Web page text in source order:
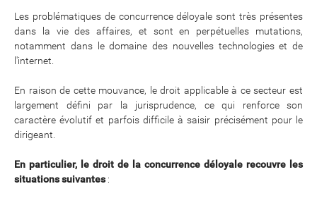
Les problématiques de concurrence déloyale sont très présentes
dans la vie des affaires, et sont en perpétuelles mutations,
notamment dans le domaine des nouvelles technologies et de
l'internet.
En raison de cette mouvance, le droit applicable à ce secteur est
largement défini par la jurisprudence, ce qui renforce son
caractère évolutif et parfois difficile à saisir précisément pour le
dirigeant.
En particulier, le droit de la concurrence déloyale recouvre les
situations suivantes: